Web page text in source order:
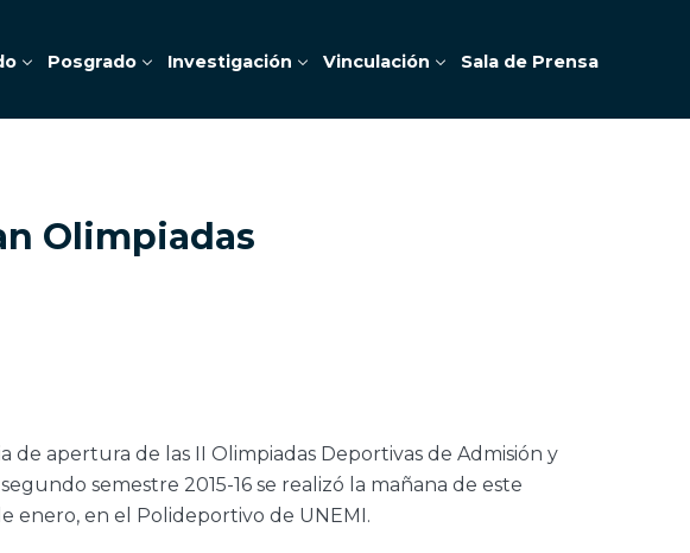
Posgrado Investigación Vinculación Sala de Prensa
Olimpiadas
de apertura de las II Olimpiadas Deportivas de Admisión y
semestre 2015-16 se realizó la mañana de este
enero, en el Polideportivo de UNEMI.